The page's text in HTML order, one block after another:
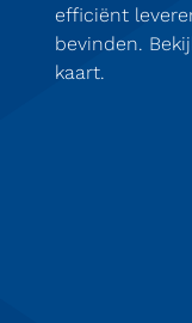
efficiënt
bevinden.
kaart.